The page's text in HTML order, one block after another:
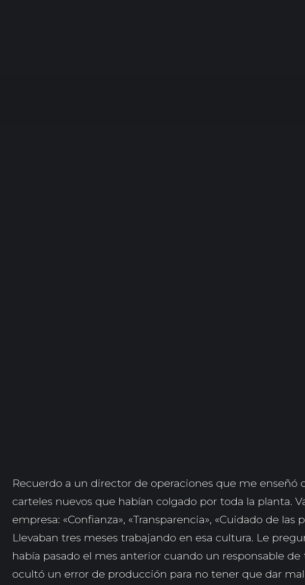
Recuerdo a un director de operaciones que me enseñó
carteles nuevos que habían colgado por toda la planta.
empresa: «Confianza», «Transparencia», «Cuidado de las
Llevaban tres meses trabajando en esa cultura. Le
había pasado el mes anterior cuando un responsable de
ocultó un error de producción para no tener que dar